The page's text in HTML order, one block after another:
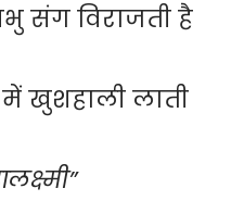
संग विराजती है
खुशहाली लाती